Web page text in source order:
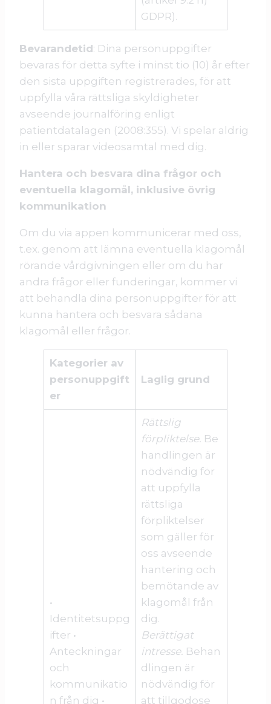
GDPR).
Bevarandetid: Dina personuppgifter
bevaras för detta syfte i minst tio (10) år efter
den sista uppgiften registrerades, för att
uppfylla våra rättsliga skyldigheter
avseende journalföring enligt
patientdatalagen (2008:355). Vi spelar aldrig
in eller sparar videosamtal med dig.
Hantera och besvara dina frågor och
eventuella klagomål, inklusive övrig
kommunikation
Om du via appen kommunicerar med oss,
t.ex. genom att lämna eventuella klagomål
rörande vårdgivningen eller om du har
andra frågor eller funderingar, kommer vi
att behandla dina personuppgifter för att
kunna hantera och besvara sådana
klagomål eller frågor.
Kategorier av
personuppgift
er
Laglig grund
•
Identitetsuppg
ifter •
Anteckningar
och
kommunikatio
n från dig •
Rättslig
förpliktelse. Be
handlingen är
nödvändig för
att uppfylla
rättsliga
förpliktelser
som gäller för
oss avseende
hantering och
bemötande av
klagomål från
dig.
Berättigat
intresse. Behan
dlingen är
nödvändig för
att tillgodose